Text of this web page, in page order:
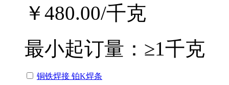
￥480.00/千克
最小起订量： ≥1千克
铜铁焊接 铂K焊条